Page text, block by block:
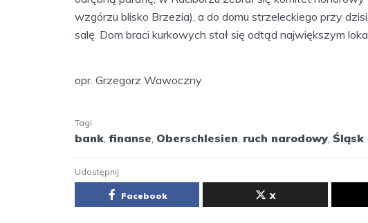
wzgórzu blisko Brzezia), a do domu strzeleckiego przy
salę. Dom braci kurkowych stał się odtąd największym
opr. Grzegorz Wawoczny
Tagi
bank finanse Oberschlesien ruch narodowy Śląsk
Udostępnij
Facebook X